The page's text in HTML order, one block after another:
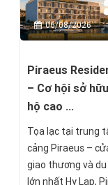
06/08/2026
Piraeus
– Cơ hội sở
hộ cao ...
Tọa lạc tại trung
cảng Piraeus –
giao thương và du
lớn nhất Hy Lạp,